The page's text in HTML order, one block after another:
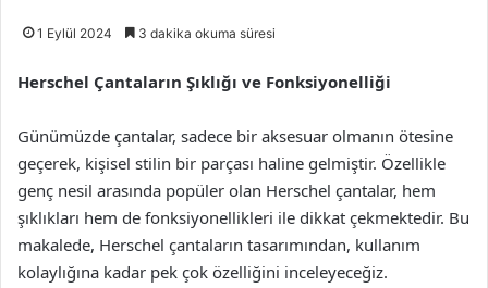
1 Eylül 2024 3 dakika okuma süresi
Herschel Çantaların Şıklığı ve Fonksiyonelliği
Günümüzde çantalar, sadece bir aksesuar olmanın ötesine
geçerek, kişisel stilin bir parçası haline gelmiştir. Özellikle
genç nesil arasında popüler olan Herschel çantalar, hem
şıklıkları hem de fonksiyonellikleri ile dikkat çekmektedir. Bu
makalede, Herschel çantaların tasarımından, kullanım
kolaylığına kadar pek çok özelliğini inceleyeceğiz.